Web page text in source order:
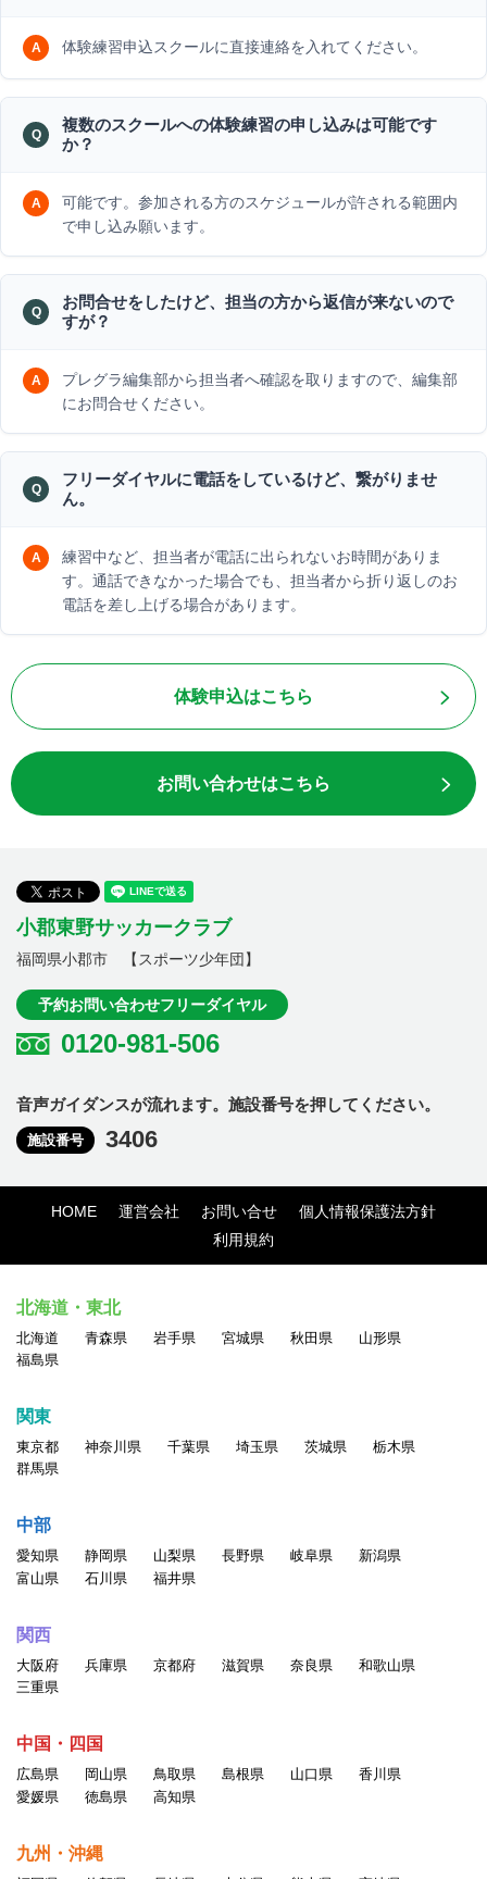
体験練習申込スクールに直接連絡を入れてください。
複数のスクールへの体験練習の申し込みは可能です
か？
可能です。参加される方のスケジュールが許される範囲内
で申し込み願います。
お問合せをしたけど、担当の方から返信が来ないので
すが？
プレグラ編集部から担当者へ確認を取りますので、編集部
にお問合せください。
フリーダイヤルに電話をしているけど、繋がりませ
ん。
練習中など、担当者が電話に出られないお時間がありま
す。通話できなかった場合でも、担当者から折り返しのお
電話を差し上げる場合があります。
体験申込はこちら
お問い合わせはこちら
小郡東野サッカークラブ
福岡県小郡市 【スポーツ少年団】
予約お問い合わせフリーダイヤル
0120-981-506
音声ガイダンスが流れます。施設番号を押してください。
施設番号 3406
HOME 運営会社 お問い合せ
個人情報保護法方針
利用規約
北海道・東北
北海道 青森県 岩手県 宮城県 秋田県
山形県
福島県
関東
東京都 神奈川県 千葉県 埼玉県 茨城県
栃木県
群馬県
中部
愛知県 静岡県 山梨県 長野県 岐阜県
新潟県
富山県
石川県 福井県
関西
大阪府 兵庫県 京都府 滋賀県 奈良県
和歌山県
三重県
中国・四国
広島県 岡山県 鳥取県 島根県 山口県
香川県
愛媛県
徳島県 高知県
九州・沖縄